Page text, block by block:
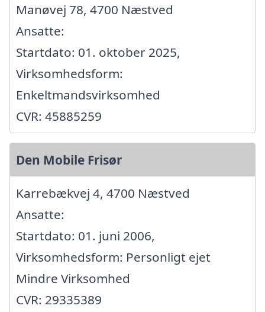
Manøvej 78, 4700 Næstved
Ansatte:
Startdato: 01. oktober 2025,
Virksomhedsform:
Enkeltmandsvirksomhed
CVR: 45885259
Den Mobile Frisør
Karrebækvej 4, 4700 Næstved
Ansatte:
Startdato: 01. juni 2006,
Virksomhedsform: Personligt ejet
Mindre Virksomhed
CVR: 29335389